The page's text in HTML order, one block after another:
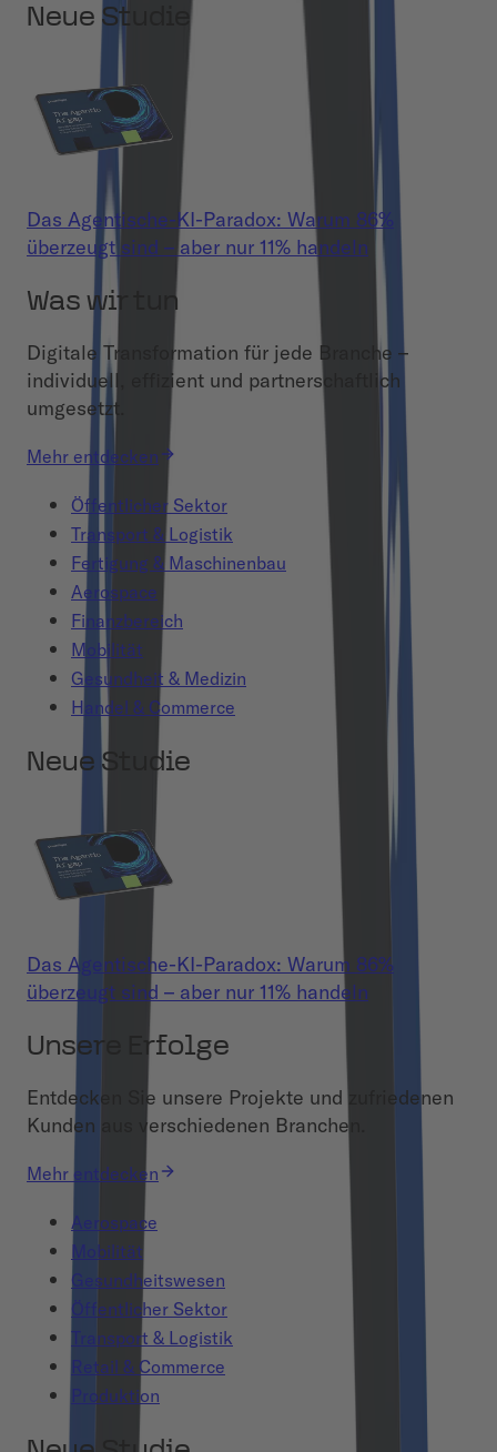
Neue Studie
Das Agentische-KI-Paradox: Warum 86%
überzeugt sind – aber nur 11% handeln
Was wir tun
Digitale Transformation für jede Branche –
individuell, effizient und partnerschaftlich
umgesetzt.
Mehr entdecken
Öffentlicher Sektor
Transport & Logistik
Fertigung & Maschinenbau
Aerospace
Finanzbereich
Mobilität
Gesundheit & Medizin
Handel & Commerce
Neue Studie
Das Agentische-KI-Paradox: Warum 86%
überzeugt sind – aber nur 11% handeln
Unsere Erfolge
Entdecken Sie unsere Projekte und zufriedenen
Kunden aus verschiedenen Branchen.
Mehr entdecken
Aerospace
Mobilität
Gesundheitswesen
Öffentlicher Sektor
Transport & Logistik
Retail & Commerce
Produktion